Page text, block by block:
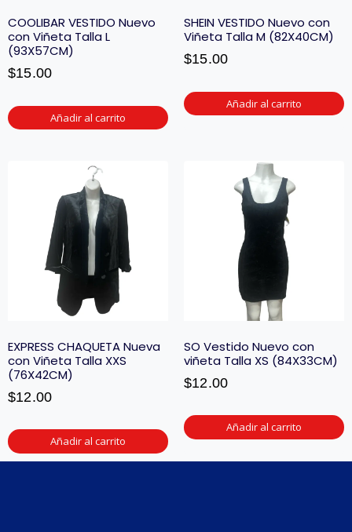
COOLIBAR VESTIDO Nuevo
con Viñeta Talla L
(93X57CM)
$15.00
Añadir al carrito
SHEIN VESTIDO Nuevo con
Viñeta Talla M (82X40CM)
$15.00
Añadir al carrito
EXPRESS CHAQUETA Nueva
con Viñeta Talla XXS
(76X42CM)
$12.00
Añadir al carrito
SO Vestido Nuevo con
viñeta Talla XS (84X33CM)
$12.00
Añadir al carrito